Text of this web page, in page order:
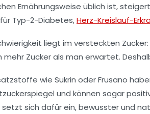
Ernährungsweise üblich ist,
Typ-2-Diabetes,Herz-Kreislauf-
liegt im versteckten
Zucker als man erwartet.
wie Sukrin oderFrusano
und können sogar
sich dafür ein, bewusster und